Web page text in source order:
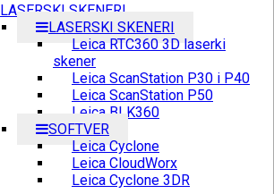
LASERSKI SKENERI
LASERSKI SKENERI
Leica RTC360 3D laserki
skener
Leica ScanStation P30 i P40
Leica ScanStation P50
Leica BLK360
SOFTVER
Leica Cyclone
Leica CloudWorx
Leica Cyclone 3DR